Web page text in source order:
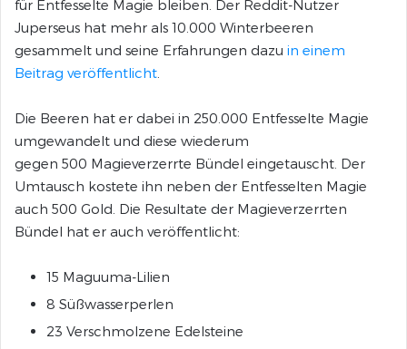
für Entfesselte Magie bleiben. Der Reddit-Nutzer
Juperseus hat mehr als 10.000 Winterbeeren
gesammelt und seine Erfahrungen dazu in einem
Beitrag veröffentlicht
Die Beeren hat er dabei in 250.000 Entfesselte Magie
umgewandelt und diese wiederum
gegen 500 Magieverzerrte Bündel eingetauscht. Der
Umtausch kostete ihn neben der Entfesselten Magie
auch 500 Gold. Die Resultate der Magieverzerrten
Bündel hat er auch veröffentlicht:
15 Maguuma-Lilien
8 Süßwasserperlen
23 Verschmolzene Edelsteine